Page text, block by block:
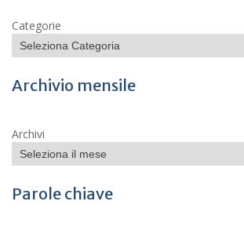
Categorie
Archivio mensile
Archivi
Parole chiave